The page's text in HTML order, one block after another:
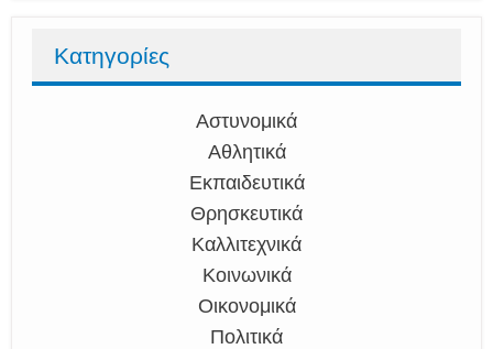
Κατηγορίες
Αστυνομικά
Αθλητικά
Εκπαιδευτικά
Θρησκευτικά
Καλλιτεχνικά
Κοινωνικά
Οικονομικά
Πολιτικά